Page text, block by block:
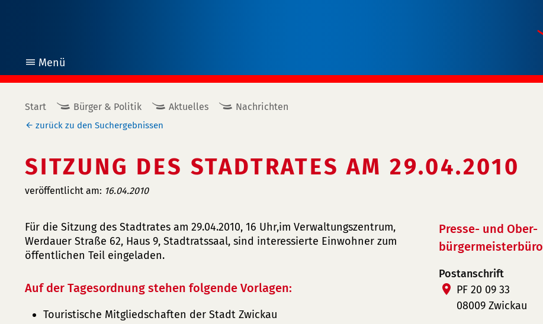
Menü
öffnen
Start Bürger & Politik Aktuelles Nachrichten
zurück zu den Suchergebnissen
SITZUNG DES STADTRATES AM 29.04.2010
veröffentlicht am: 16.04.2010
Für die Sitzung des Stadtrates am 29.04.2010, 16 Uhr,im Verwaltungszentrum,
Werdauer Straße 62, Haus 9, Stadtratssaal, sind interessierte Einwohner zum
öffentlichen Teil eingeladen.
Auf der Tagesordnung stehen folgende Vorlagen:
Touristische Mitgliedschaften der Stadt Zwickau
Presse- und Ober-
bürgermeisterbüro
Postanschrift
PF 20 09 33
08009 Zwickau